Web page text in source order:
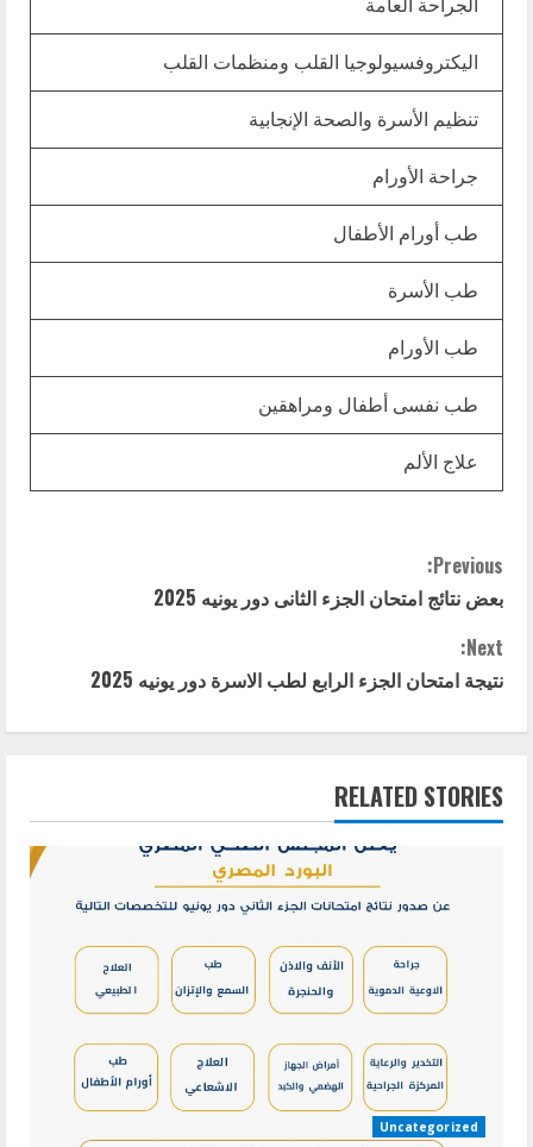
اليكتروفسيولوجيا القلب ومنظمات القلب
تنظيم الأسرة والصحة الإنجابية
جراحة الأورام
طب أورام الأطفال
طب الأسرة
طب الأورام
طب نفسى أطفال ومراهقين
علاج الألم
C
o
n
t
i
n
Previous:
بعض نتائج امتحان الجزء الثانى دور يونيه 2025
Next:
نتيجة امتحان الجزء الرابع لطب الاسرة دور يونيه 2025
RELATED STORIES
Uncategorized